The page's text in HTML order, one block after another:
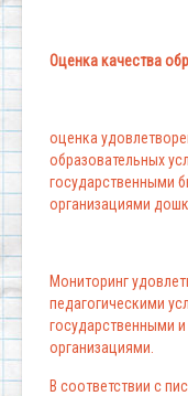
Оценка качества
оценка
образовательных
государственными
организациями
Мониторинг
педагогическими
государственными
организациями.
В соответствии с